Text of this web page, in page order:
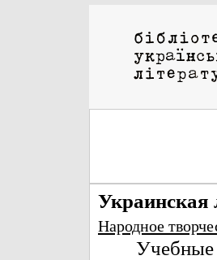
Украинская
Народное
Учебные